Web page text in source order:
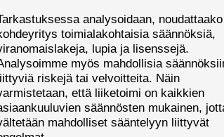
analysoidaan, noudattaako
toimialakohtaisia säännöksiä,
lupia ja lisenssejä.
myös mahdollisia
liittyviä riskejä tai velvoitteita. Näin
että liiketoimi on kaikkien
säännösten mukainen,
mahdolliset sääntelyyn liittyvät